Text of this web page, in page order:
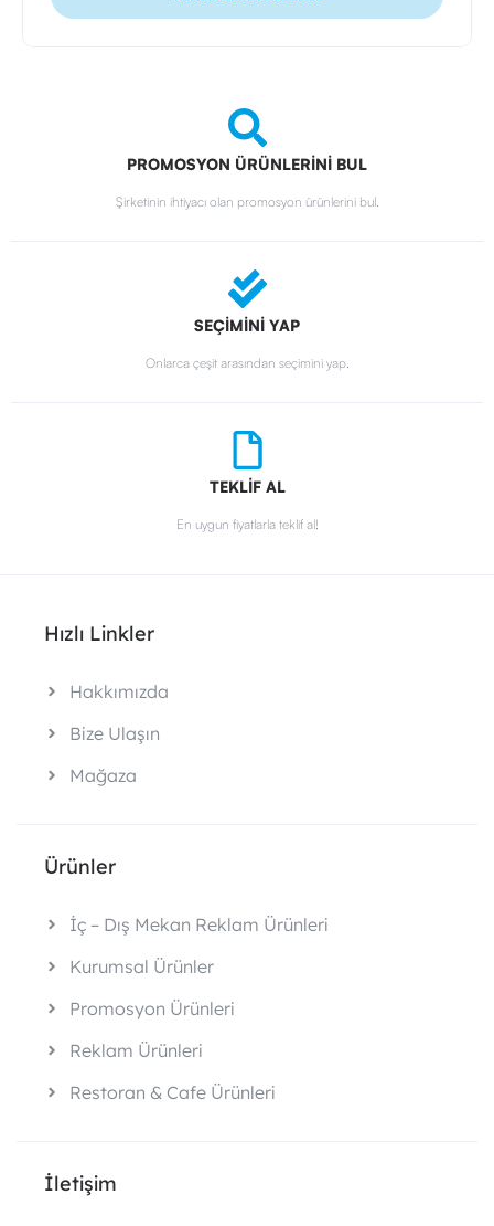
PROMOSYON ÜRÜNLERİNİ BUL
Şirketinin ihtiyacı olan promosyon ürünlerini bul.
SEÇİMİNİ YAP
Onlarca çeşit arasından seçimini yap.
TEKLİF AL
En uygun fiyatlarla teklif al!
Hızlı Linkler
Hakkımızda
Bize Ulaşın
Mağaza
Ürünler
İç – Dış Mekan Reklam Ürünleri
Kurumsal Ürünler
Promosyon Ürünleri
Reklam Ürünleri
Restoran & Cafe Ürünleri
İletişim